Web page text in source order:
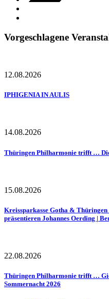
Vorgeschlagene
12.08.2026
IPHIGENIA IN AULIS
14.08.2026
Thüringen Philharmonie trifft …
15.08.2026
Kreissparkasse Gotha &
präsentieren Johannes Oerding |
22.08.2026
Thüringen Philharmonie trifft …
Sommernacht 2026